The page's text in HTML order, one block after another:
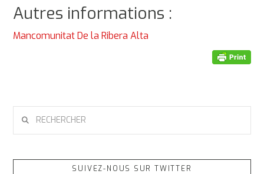
Autres informations :
Mancomunitat De la Ribera Alta
SUIVEZ-NOUS SUR TWITTER